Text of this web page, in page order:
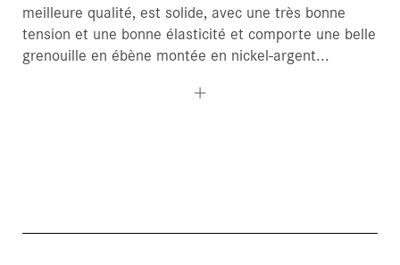
meilleure qualité, est solide, avec une très bonne
tension et une bonne élasticité et comporte une belle
grenouille en ébène montée en nickel-argent...